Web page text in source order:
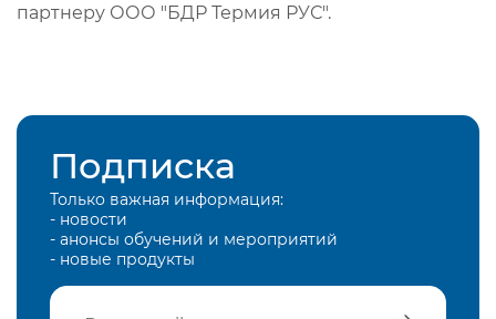
партнеру ООО "БДР Термия РУС".
Подписка
Только важная информация:
- новости
- анонсы обучений и мероприятий
- новые продукты